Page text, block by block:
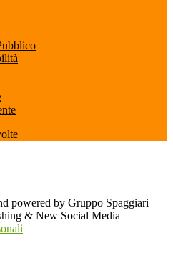
powered by Gruppo Spaggiari
& New Social Media